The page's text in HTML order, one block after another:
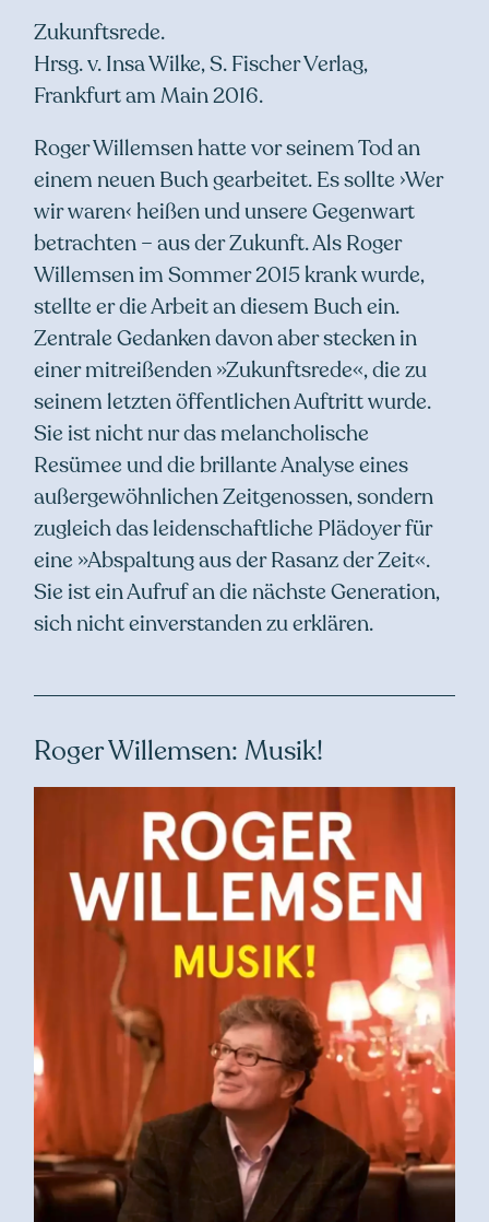
Zukunftsrede.
Hrsg. v. Insa Wilke, S. Fischer Verlag,
Frankfurt am Main 2016.
Roger Willemsen hatte vor seinem Tod an
einem neuen Buch gearbeitet. Es sollte ›Wer
wir waren‹ heißen und unsere Gegenwart
betrachten – aus der Zukunft. Als Roger
Willemsen im Sommer 2015 krank wurde,
stellte er die Arbeit an diesem Buch ein.
Zentrale Gedanken davon aber stecken in
einer mitreißenden »Zukunftsrede«, die zu
seinem letzten öffentlichen Auftritt wurde.
Sie ist nicht nur das melancholische
Resümee und die brillante Analyse eines
außergewöhnlichen Zeitgenossen, sondern
zugleich das leidenschaftliche Plädoyer für
eine »Abspaltung aus der Rasanz der Zeit«.
Sie ist ein Aufruf an die nächste Generation,
sich nicht einverstanden zu erklären.
Roger Willemsen: Musik!